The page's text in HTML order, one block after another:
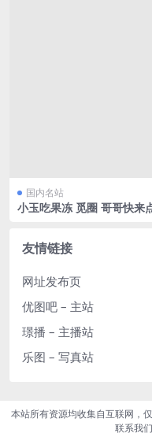
国内名站
小玉吃果冻 觅圈 哥哥快来
友情链接
网址发布页
优图吧 – 主站
璟播 – 主播站
乐图 – 写真站
本站所有资源均收集自互联网，
联系我